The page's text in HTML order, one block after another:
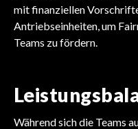
mit finanziellen
Antriebseinheiten, um
Teams zu fördern.
Während sich die Teams